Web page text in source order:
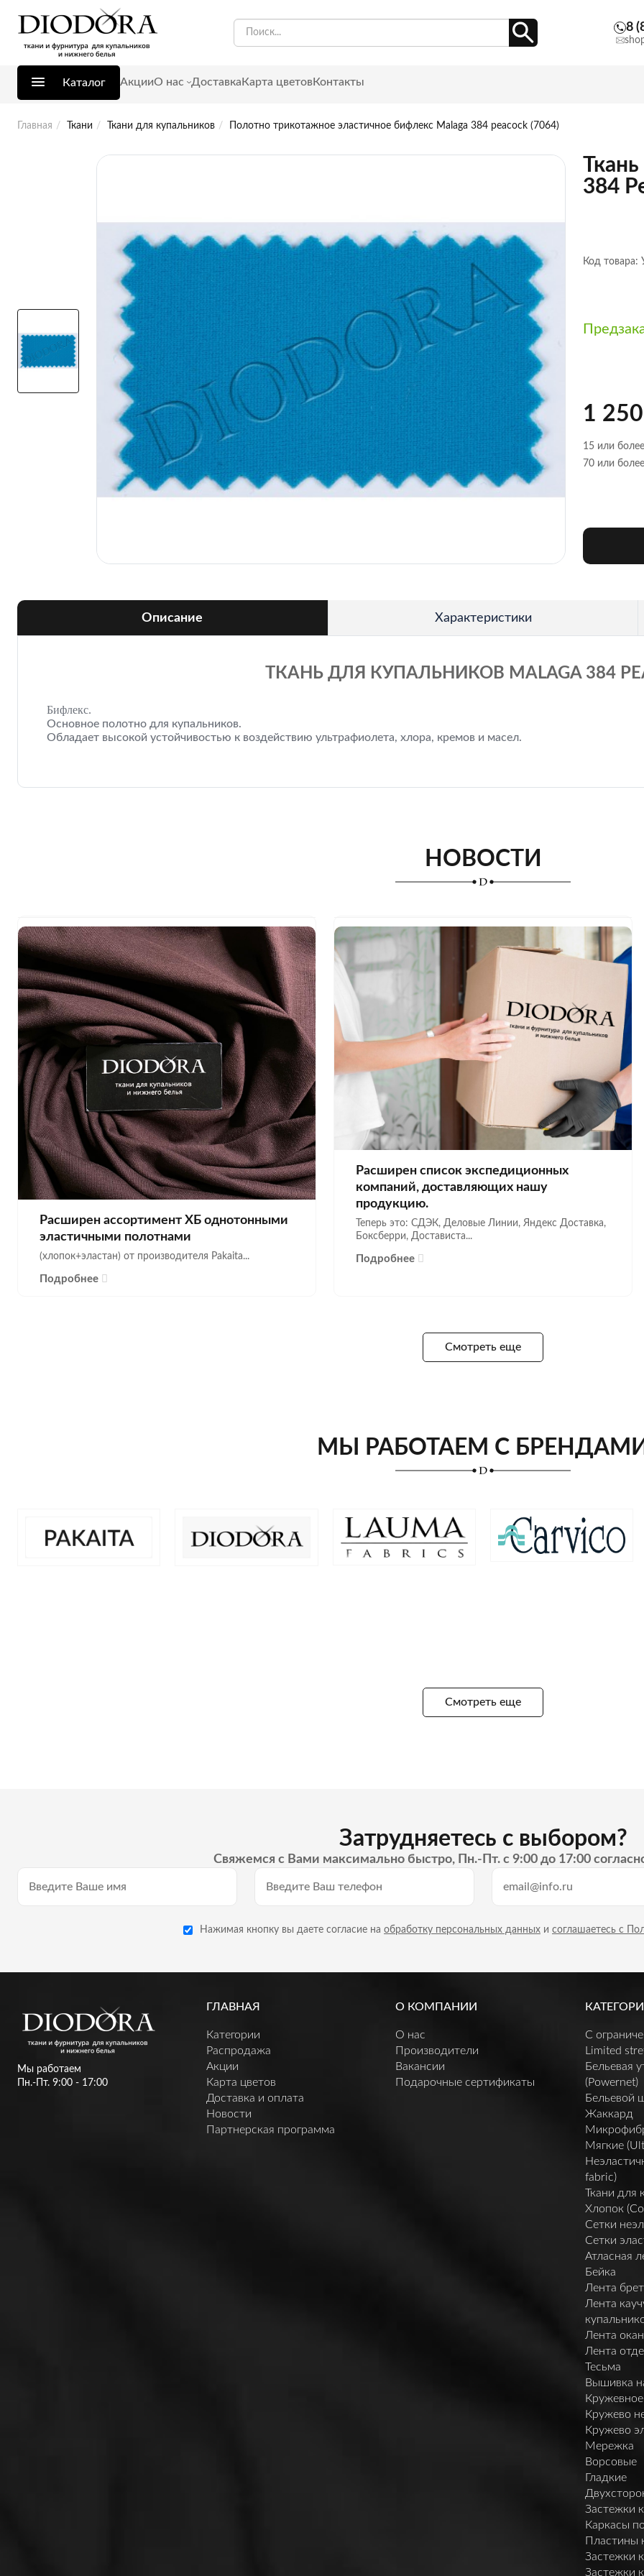
8
Каталог АкцииО нас Доставка Карта цветовКонтакты
Главная Ткани Ткани для купальников Полотно трикотажное эластичное бифлекс Malaga 384 peacock (7064)
384
Код товара:
1
15 или
70 или
Описание Характеристики
ТКАНЬ ДЛЯ КУПАЛЬНИКОВ MALAGA 384
Бифлекс.
Основное полотно для купальников.
Обладает высокой устойчивостью к воздействию ультрафиолета, хлора, кремов и масел.
НОВОСТИ
Расширен ассортимент ХБ однотонными
эластичными полотнами
(хлопок+эластан) от производителя Pakaita...
Подробнее
Расширен список экспедиционных
компаний, доставляющих нашу
продукцию.
Теперь это: СДЭК, Деловые Линии, Яндекс Доставка,
Боксберри, Достависта...
Подробнее
Смотреть еще
МЫ РАБОТАЕМ С
Смотреть еще
Затрудняетесь с выбором?
Свяжемся с Вами максимально быстро, Пн.-Пт. с 9:00 до 17:00
Нажимая кнопку вы даете согласие на обработку персональных данных и соглашаетесь с
Мы работаем
Пн.-Пт. 9:00 - 17:00
ГЛАВНАЯ
Категории
Распродажа
Акции
Карта цветов
Доставка и оплата
Новости
Партнерская программа
О КОМПАНИИ
О нас
Производители
Вакансии
Подарочные сертификаты
C
Limited
Бельевая
(Powernet)
Бельевой
Жаккард
Мягкие
fabric)
Ткани для
Хлопок
Сетки
Сетки
Атласная
Бейка
Лента
Лента
Лента
Лента
Тесьма
Вышивка
Кружево
Кружево
Мережка
Ворсовые
Гладкие
Застежки
Каркасы
Пластины
Застежки
Застежки